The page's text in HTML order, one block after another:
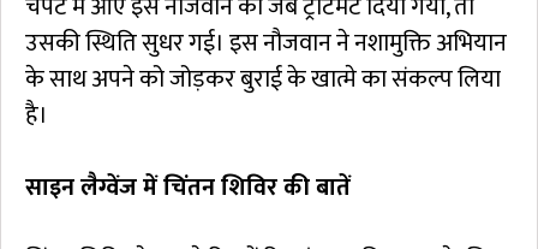
उसकी स्थिति सुधर गई। इस नौजवान ने नशामुक्ति अभियान
के साथ अपने को जोड़कर बुराई के खात्मे का संकल्प लिया
है।
साइन लैग्वेंज में चिंतन शिविर की बातें